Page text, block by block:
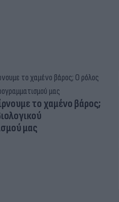
το χαμένο βάρος;
μας